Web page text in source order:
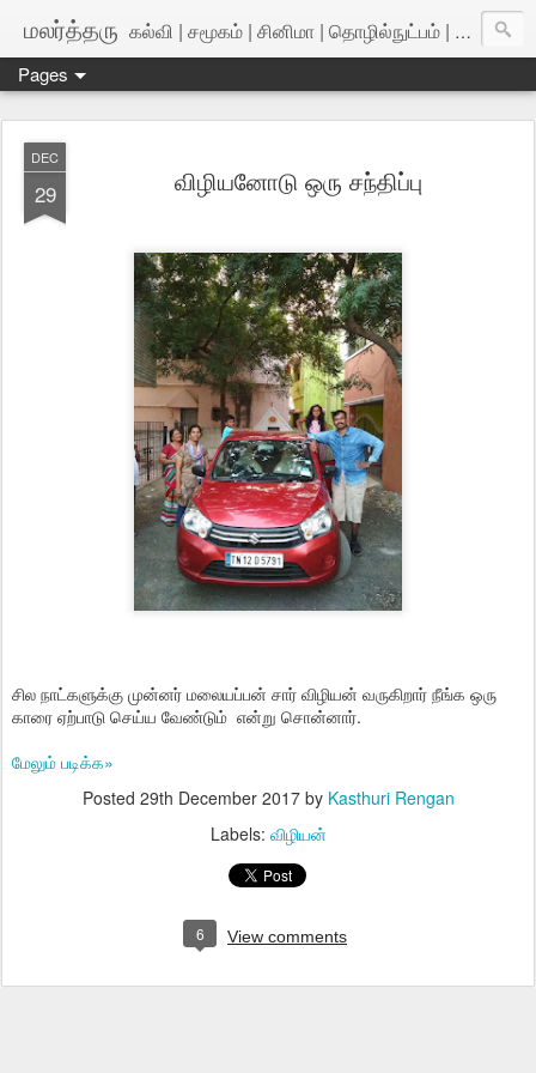
மலர்த்தரு கல்வி | சமூகம் | சினிமா | தொழில்நுட்பம் | அறிவியல்
Pages
DEC
29 விழியனோடு ஒரு சந்திப்பு
சில நாட்களுக்கு முன்னர் மலையப்பன் சார் விழியன் வருகிறார் நீங்க ஒரு
காரை ஏற்பாடு செய்ய வேண்டும் என்று சொன்னார்.
மேலும் படிக்க»
Posted 29th December 2017by Kasthuri Rengan
Labels: விழியன்
6 View comments